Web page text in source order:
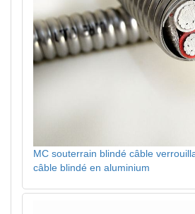
MC souterrain blindé câble
câble blindé en aluminium